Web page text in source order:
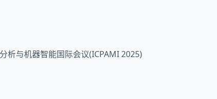
析与机器智能国际会议(ICPAMI 2025)